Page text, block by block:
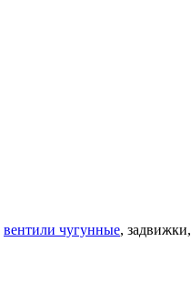
вентили чугунные, задвижки,